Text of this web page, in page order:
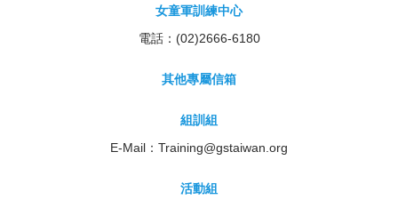
女童軍訓練中心
電話：(02)2666-6180
其他專屬信箱
組訓組
E-Mail： Training@gstaiwan.org
活動組